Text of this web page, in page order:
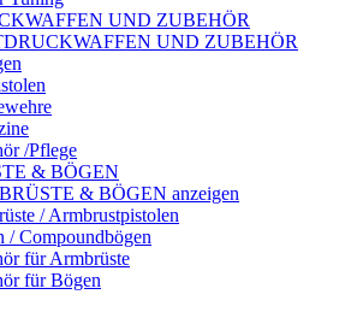
UND ZUBEHÖR
UND ZUBEHÖR
/Pflege
& BÖGEN
& BÖGEN anzeigen
/ Armbrustpistolen
/ Compoundbögen
für Armbrüste
für Bögen